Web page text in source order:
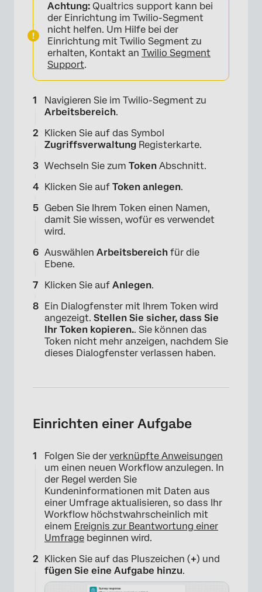
Achtung: Qualtrics support kann bei
der Einrichtung im Twilio-Segment
nicht helfen. Um Hilfe bei der
Einrichtung mit Twilio Segment zu
erhalten, Kontakt an Twilio Segment
Support.
Navigieren Sie im Twilio-Segment zu
Arbeitsbereich.
Klicken Sie auf das Symbol
Zugriffsverwaltung Registerkarte.
Wechseln Sie zum Token Abschnitt.
Klicken Sie auf Token anlegen.
Geben Sie Ihrem Token einen Namen,
damit Sie wissen, wofür es verwendet
wird.
Auswählen Arbeitsbereich für die
Ebene.
Klicken Sie auf Anlegen.
Ein Dialogfenster mit Ihrem Token wird
angezeigt. Stellen Sie sicher, dass Sie
Ihr Token kopieren.. Sie können das
Token nicht mehr anzeigen, nachdem Sie
dieses Dialogfenster verlassen haben.
Einrichten einer Aufgabe
Folgen Sie der verknüpfte Anweisungen
um einen neuen Workflow anzulegen. In
der Regel werden Sie
Kundeninformationen mit Daten aus
einer Umfrage aktualisieren, so dass Ihr
Workflow höchstwahrscheinlich mit
einem Ereignis zur Beantwortung einer
Umfrage beginnen wird.
Klicken Sie auf das Pluszeichen (+) und
fügen Sie eine Aufgabe hinzu.